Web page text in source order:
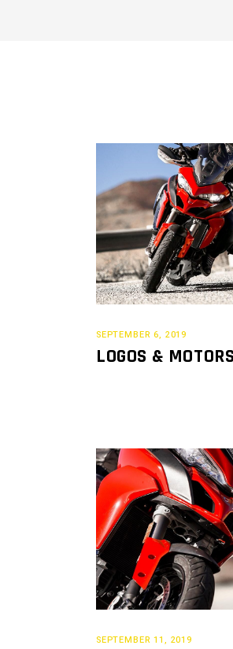
SEPTEMBER 6, 2019
LOGOS & MOTORS
SEPTEMBER 11, 2019